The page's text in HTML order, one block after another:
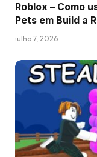
Roblox – Como
Pets em Build a
julho 7, 2026